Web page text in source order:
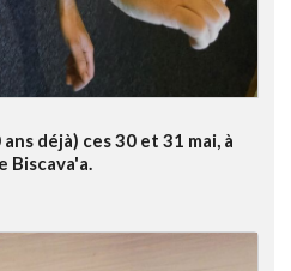
déjà) ces 30 et 31 mai, à
Biscava'a.